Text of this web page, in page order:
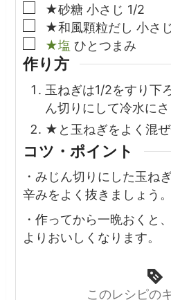
▢
★砂糖 小さじ 1/2
▢
★和風顆粒だし 小さ
▢
★塩 ひとつまみ
作り方
玉ねぎは1/2をすり下
ん切りにして冷水にさ
★と玉ねぎをよく混ぜ
コツ・ポイント
・みじん切りにした玉ね
辛みをよく抜きましょう。
・作ってから一晩おくと
よりおいしくなります。
このレシピの